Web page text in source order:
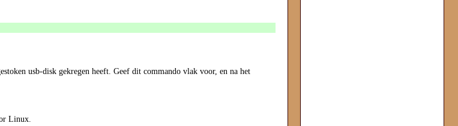
usb-disk gekregen heeft. Geef dit commando vlak voor, en na het
Linux.